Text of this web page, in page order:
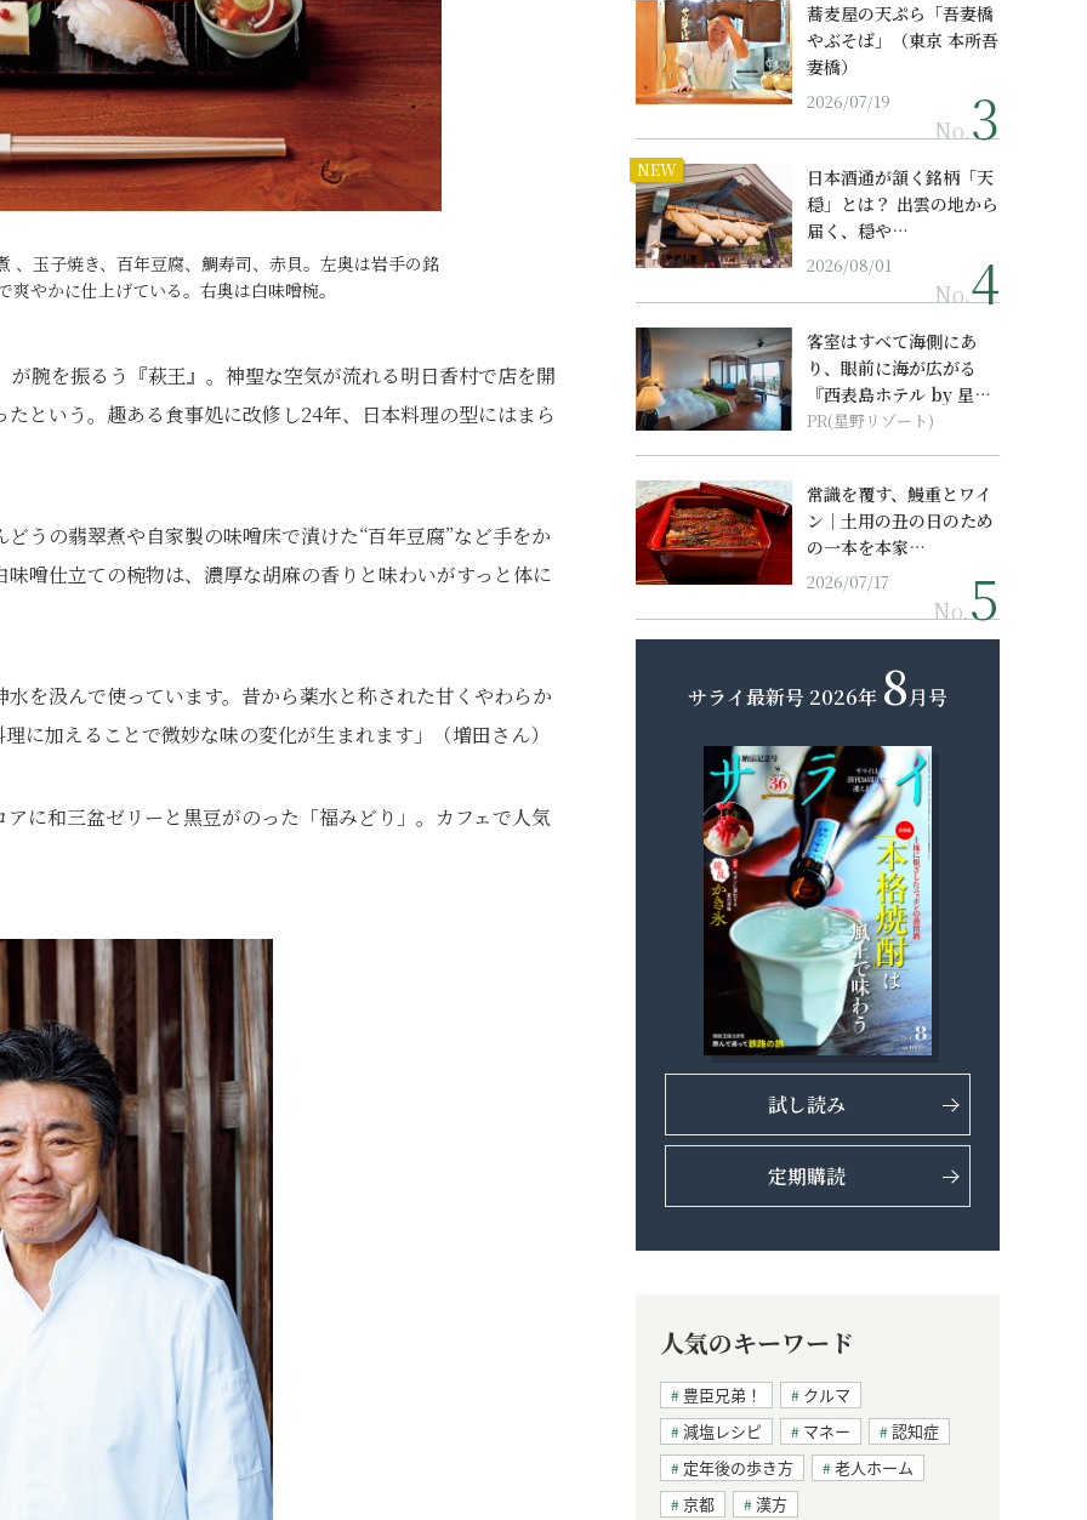
、玉子焼き、百年豆腐、鯛寿司、赤貝。左奥は岩手の銘
やかに仕上げている。右奥は白味噌椀。
腕を振るう『萩王』。神聖な空気が流れる明日香村で店を開
という。趣ある食事処に改修し24年、日本料理の型にはまら
うの翡翠煮や自家製の味噌床で漬けた“百年豆腐”など手をか
噌仕立ての椀物は、濃厚な胡麻の香りと味わいがすっと体に
を汲んで使っています。昔から薬水と称された甘くやわらか
に加えることで微妙な味の変化が生まれます」（増田さん）
に和三盆ゼリーと黒豆がのった「福みどり」。カフェで人気
蕎麦屋の天ぷら「吾妻橋
やぶそば」（東京 本所吾
妻橋）
2026/07/19
No.
NEW
日本酒通が頷く銘柄「天
穏」とは？ 出雲の地から
届く、穏や…
2026/08/01
No.
客室はすべて海側にあ
り、眼前に海が広がる
『西表島ホテル by 星野
リゾート』
PR(星野リゾート)
常識を覆す、鰻重とワイ
ン｜土用の丑の日のため
の一本を本家…
2026/07/17
No.
サライ最新号 2026年 8月号
試し読み
定期購読
人気のキーワード
豊臣兄弟！
クルマ
減塩レシピ
マネー
認知症
定年後の歩き方
老人ホーム
京都
漢方